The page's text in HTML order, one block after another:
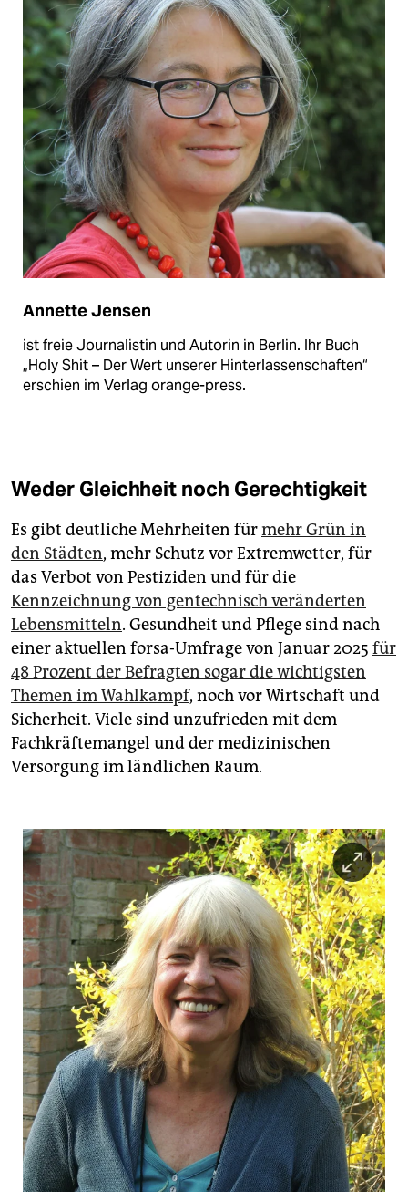
Annette Jensen
ist freie Journalistin und Autorin in Berlin. Ihr Buch
„Holy Shit – Der Wert unserer Hinterlassenschaften“
erschien im Verlag orange-press.
Weder Gleichheit noch Gerechtigkeit
Es gibt deutliche Mehrheiten fürmehr Grün in
den Städten, mehr Schutz vor Extremwetter, für
das Verbot von Pestiziden und für die
Kennzeichnung von gentechnisch veränderten
Lebensmitteln. Gesundheit und Pflege sind nach
einer aktuellen forsa-Umfrage von Januar 2025 für
48 Prozent der Befragten sogar die wichtigsten
Themen im Wahlkampf, noch vor Wirtschaft und
Sicherheit. Viele sind unzufrieden mit dem
Fachkräftemangel und der medizinischen
Versorgung im ländlichen Raum.